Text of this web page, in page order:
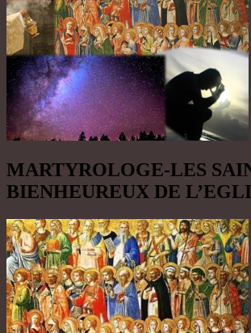
MARTYROLOGE-LES
BIENHEUREUX DE